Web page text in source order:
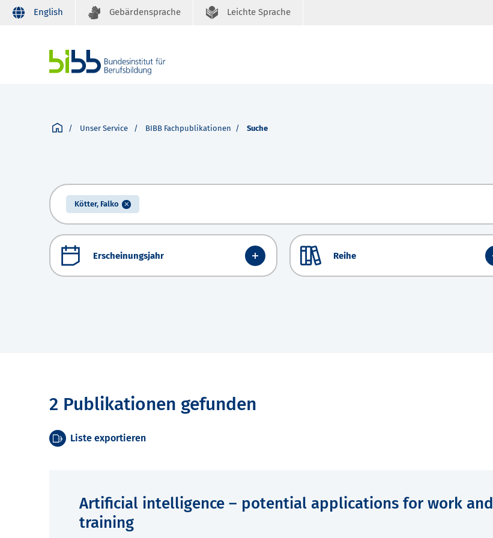
English Gebärdensprache Leichte Sprache
Unser Service BIBB Fachpublikationen Suche
Kötter, Falko
Erscheinungsjahr Reihe
2 Publikationen gefunden
Liste exportieren
Artificial intelligence – potential applications for work and
training